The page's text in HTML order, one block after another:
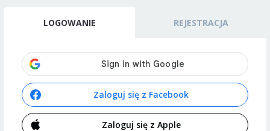
LOGOWANIE REJESTRACJA
Zaloguj się z Facebook
Zaloguj się z Apple